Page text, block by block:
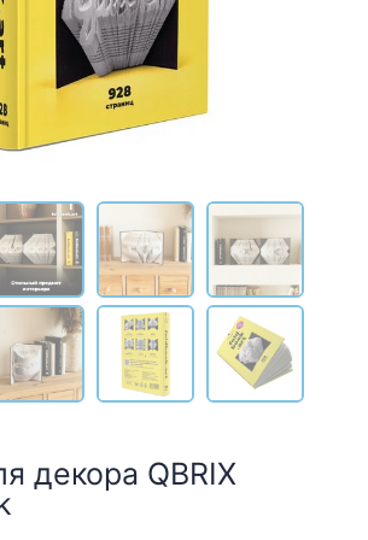
декора QBRIX